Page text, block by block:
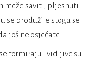
može saviti, pljesnuti
se produžile stoga se
još ne osjećate.
formiraju i vidljive su